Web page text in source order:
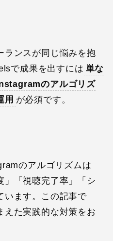
ランスが同じ悩みを抱
で成果を出すには 単な
のアルゴリズ
用 が必須です。
のアルゴリズムは
」「視聴完了率」「シ
います。この記事で
えた実践的な対策をお